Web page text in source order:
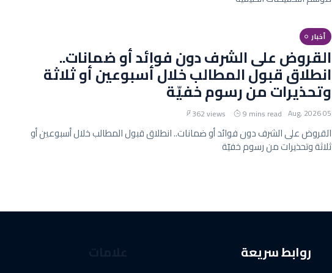
أخبار
القروض على الشرف دون فوائد أو ضمانات..
انطلاق قبول المطالب خلال أسبوعين أو ثلاثة
وتحذيرات من رسوم خفيّة
05 Aug, 2026
9 mins read
362 views
القروض على الشرف دون فوائد أو ضمانات.. انطلاق قبول المطالب خلال أسبوعين أو
ثلاثة وتحذيرات من رسوم خفيّة
روابط سريعة